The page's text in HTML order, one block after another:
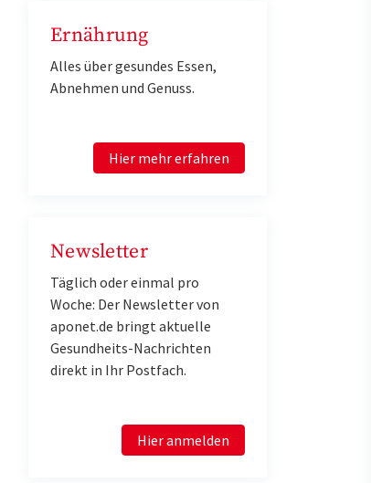
Ernährung
Alles über gesundes Essen,
Abnehmen und Genuss.
Hier mehr erfahren
Newsletter
Täglich oder einmal pro
Woche: Der Newsletter von
aponet.de bringt aktuelle
Gesundheits-Nachrichten
direkt in Ihr Postfach.
Hier anmelden